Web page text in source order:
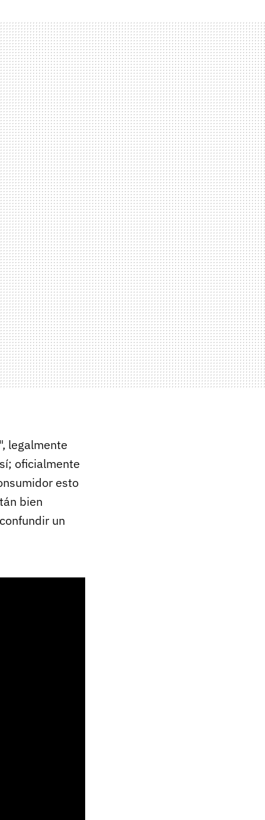
legalmente
oficialmente
esto
bien
un